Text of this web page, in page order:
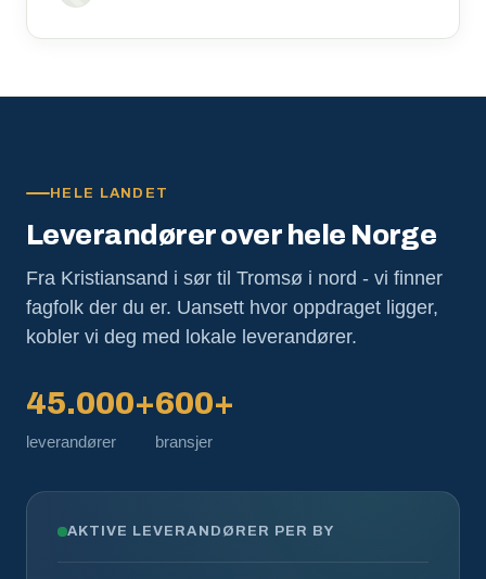
HELE LANDET
Leverandører over hele Norge
Fra Kristiansand i sør til Tromsø i nord - vi finner
fagfolk der du er. Uansett hvor oppdraget ligger,
kobler vi deg med lokale leverandører.
45.000+
leverandører
600+
bransjer
AKTIVE LEVERANDØRER PER BY